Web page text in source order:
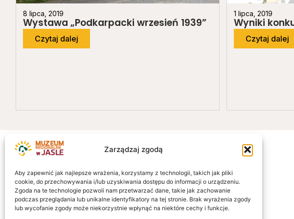
Zarządzaj zgodą
Aby zapewnić jak najlepsze wrażenia, korzystamy z technologii, takich jak pliki
cookie, do przechowywania i/lub uzyskiwania dostępu do informacji o urządzeniu.
Zgoda na te technologie pozwoli nam przetwarzać dane, takie jak zachowanie
podczas przeglądania lub unikalne identyfikatory na tej stronie. Brak wyrażenia zgody
lub wycofanie zgody może niekorzystnie wpłynąć na niektóre cechy i funkcje.
8 lipca, 2019
Wystawa „Podkarpacki wrzesień 1939”
Czytaj dalej
1 lipca, 2019
Wyniki
Czytaj dalej
Muzeum regionalne w Jaśle im. dr.
Stanisława Kadyiego
Polityka prywatności
CITiK
Deklaracja dostępności